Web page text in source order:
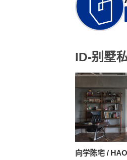
ID-别墅
向学陈宅 /